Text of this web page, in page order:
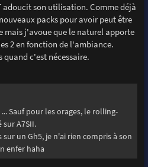
adoucit son utilisation. Comme déjà
packs pour avoir peut être
mais j'avoue que le naturel apporte
2 en fonction de l'ambiance.
c'est nécessaire.
... Sauf pour les orages, le rolling-
A7SII.
un Gh5, je n'ai rien compris à son
enfer haha